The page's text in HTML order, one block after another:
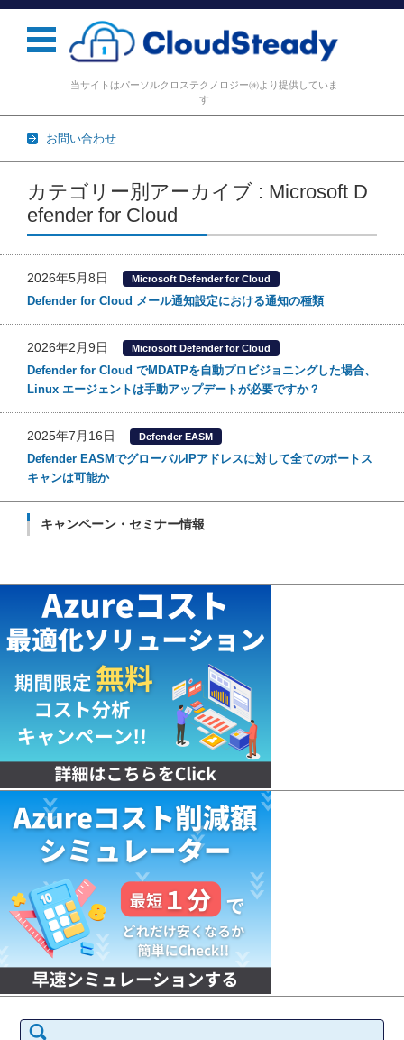
当サイトはパーソルクロステクノロジー㈱より提供していま
す
お問い合わせ
コンテンツに移動
カテゴリー別アーカイブ : Microsoft D
efender for Cloud
2026年5月8日 Microsoft Defender for Cloud
Defender for Cloud メール通知設定における通知の種類
2026年2月9日 Microsoft Defender for Cloud
Defender for Cloud でMDATPを自動プロビジョニングした場合、
Linux エージェントは手動アップデートが必要ですか？
2025年7月16日 Defender EASM
Defender EASMでグローバルIPアドレスに対して全てのポートス
キャンは可能か
キャンペーン・セミナー情報
索: